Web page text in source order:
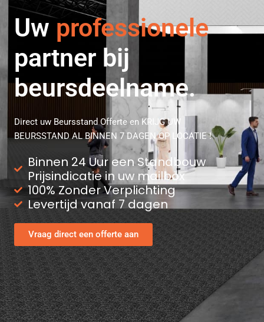
Uw strategische
partner bij
beursdeelname.
Direct uw Beursstand Offerte en KRIJG UW
BEURSSTAND AL BINNEN 7 DAGEN OP LOCATIE !
Binnen 24 Uur een Standbouw
Prijsindicatie in uw mailbox
100% Zonder Verplichting
Levertijd vanaf 7 dagen
Vraag direct een offerte aan